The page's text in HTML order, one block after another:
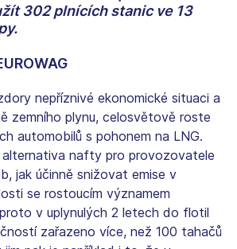
302 plnících stanic ve 13
nepříznivé ekonomické situaci a
zemního plynu, celosvětově roste
automobilů s pohonem na LNG.
nafty pro provozovatele
jak účinně snižovat emise v
se rostoucím významem
v uplynulých 2 letech do flotil
zařazeno více, než 100 tahačů